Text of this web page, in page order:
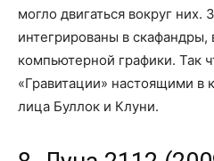
могло двигаться вокруг них.
интегрированы в
компьютерной графики. Так
«Гравитации» настоящими в
лица Буллок и Клуни.